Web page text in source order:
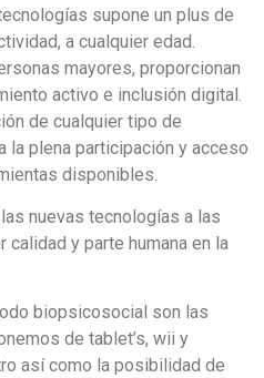
supone un plus de
a cualquier edad.
mayores, proporcionan
activo e inclusión digital.
de cualquier tipo de
plena participación y acceso
disponibles.
nuevas tecnologías a las
y parte humana en la
biopsicosocial son las
de tablet’s, wii y
así como la posibilidad de